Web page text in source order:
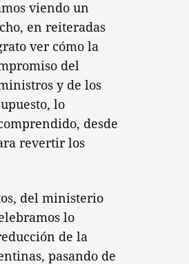
viendo un
en reiteradas
ver cómo la
del
y de los
lo
desde
revertir los
del ministerio
lo
de la
pasando de